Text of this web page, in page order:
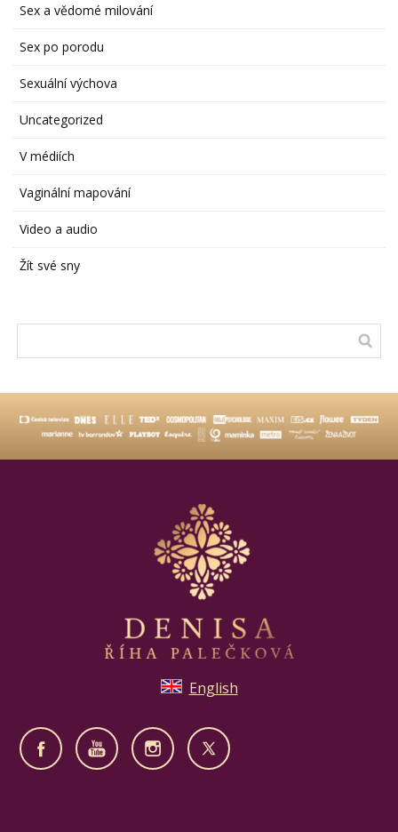
Sex a vědomé milování
Sex po porodu
Sexuální výchova
Uncategorized
V médiích
Vaginální mapování
Video a audio
Žít své sny
English